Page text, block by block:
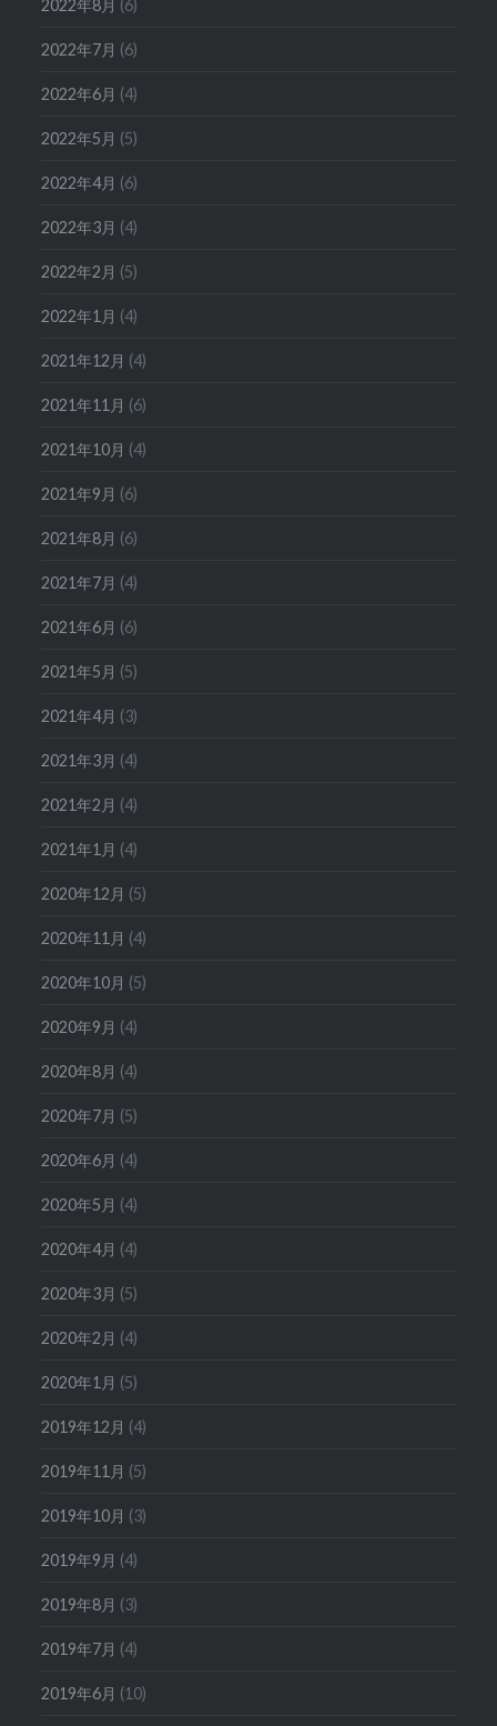
2022年8月 (6)
2022年7月 (6)
2022年6月 (4)
2022年5月 (5)
2022年4月 (6)
2022年3月 (4)
2022年2月 (5)
2022年1月 (4)
2021年12月 (4)
2021年11月 (6)
2021年10月 (4)
2021年9月 (6)
2021年8月 (6)
2021年7月 (4)
2021年6月 (6)
2021年5月 (5)
2021年4月 (3)
2021年3月 (4)
2021年2月 (4)
2021年1月 (4)
2020年12月 (5)
2020年11月 (4)
2020年10月 (5)
2020年9月 (4)
2020年8月 (4)
2020年7月 (5)
2020年6月 (4)
2020年5月 (4)
2020年4月 (4)
2020年3月 (5)
2020年2月 (4)
2020年1月 (5)
2019年12月 (4)
2019年11月 (5)
2019年10月 (3)
2019年9月 (4)
2019年8月 (3)
2019年7月 (4)
2019年6月 (10)